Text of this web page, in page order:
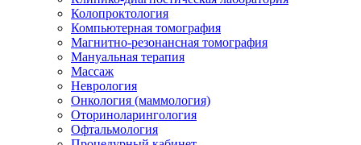
Колопроктология
Компьютерная томография
Магнитно-резонансная томография
Мануальная терапия
Массаж
Неврология
Онкология (маммология)
Оториноларингология
Офтальмология